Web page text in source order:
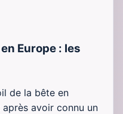
Europe : les
de la bête en
après avoir connu un